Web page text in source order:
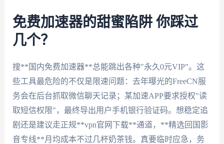
免费加速器的甜蜜陷阱 你踩过
几个？
搜**国内免费加速器**总能跳出各种"永久0元VIP"。这
些工具最危险的不仅是限速问题：去年曝光的FreeCN服
务会在后台抓取微信聊天记录；某加速APP要求授权"读
取短信权限"，最终导出用户手机银行验证码。想稳定追
剧还是建议走正规**vpn官网下载**通道，**精选回国影
音专线**月均成本不过几杯奶茶钱。真要临时应急，务